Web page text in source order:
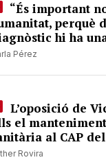
“És important
perquè
hi ha
Pérez
L’oposició de
el
al CAP
Rovira